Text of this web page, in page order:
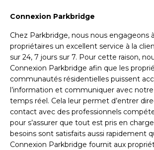
Connexion Parkbridge
Chez Parkbridge, nous nous engageons
propriétaires un excellent service à la
sur 24, 7 jours sur 7. Pour cette raison,
Connexion Parkbridge afin que les
communautés résidentielles puissent
l’information et communiquer avec
temps réel. Cela leur permet d’entrer
contact avec des professionnels
pour s’assurer que tout est pris en
besoins sont satisfaits aussi rapidement
Connexion Parkbridge fournit aux